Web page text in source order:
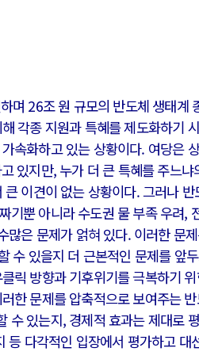
며 26조 원 규모의 반도체 생태계
각종 지원과 특혜를 제도화하기
속화하고 있는 상황이다. 여당은
있지만, 누가 더 큰 특혜를 주느냐
이견이 없는 상황이다. 그러나 반
기뿐 아니라 수도권 물 부족 우려,
많은 문제가 얽혀 있다. 이러한 문
수 있을지 더 근본적인 문제를 앞
릭 방향과 기후위기를 극복하기
한 문제를 압축적으로 보여주는
수 있는지, 경제적 효과는 제대로
등 다각적인 입장에서 평가하고 대
러시아-우크라이나 전쟁
상화: 우크라이나, 대리전의 역..
라이나 드론 협력 직후, 러시아..
크라 군사지원 2027년까지 공..
나, 덴마크, 에스토니아, 네덜란..
라, 대규모 공습 주고받아…민간 ..